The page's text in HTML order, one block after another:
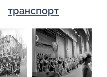
транспорт